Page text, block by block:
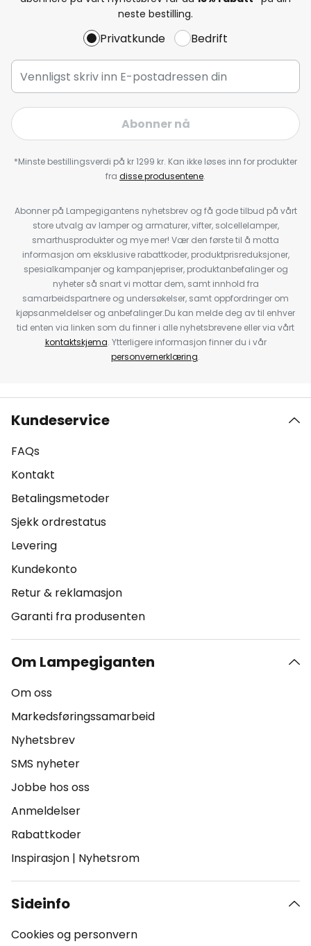
neste bestilling.
Privatkunde Bedrift
Abonner nå
*Minste bestillingsverdi på kr 1299 kr. Kan ikke løses inn for produkter
fra disse produsentene.
Abonner på Lampegigantens nyhetsbrev og få gode tilbud på vårt
store utvalg av lamper og armaturer, vifter, solcellelamper,
smarthusprodukter og mye mer! Vær den første til å motta
informasjon om eksklusive rabattkoder, produktprisreduksjoner,
spesialkampanjer og kampanjepriser, produktanbefalinger og
nyheter så snart vi mottar dem, samt innhold fra
samarbeidspartnere og undersøkelser, samt oppfordringer om
kjøpsanmeldelser og anbefalinger.Du kan melde deg av til enhver
tid enten via linken som du finner i alle nyhetsbrevene eller via vårt
kontaktskjema. Ytterligere informasjon finner du i vår
personvernerklæring.
Kundeservice
FAQs
Kontakt
Betalingsmetoder
Sjekk ordrestatus
Levering
Kundekonto
Retur & reklamasjon
Garanti fra produsenten
Om Lampegiganten
Om oss
Markedsføringssamarbeid
Nyhetsbrev
SMS nyheter
Jobbe hos oss
Anmeldelser
Rabattkoder
Inspirasjon | Nyhetsrom
Sideinfo
Cookies og personvern